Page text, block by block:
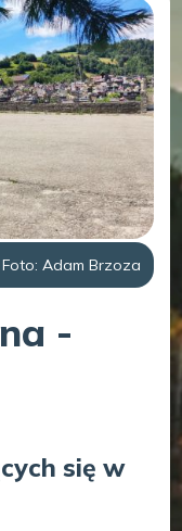
Foto: Adam Brzoza
-
się w